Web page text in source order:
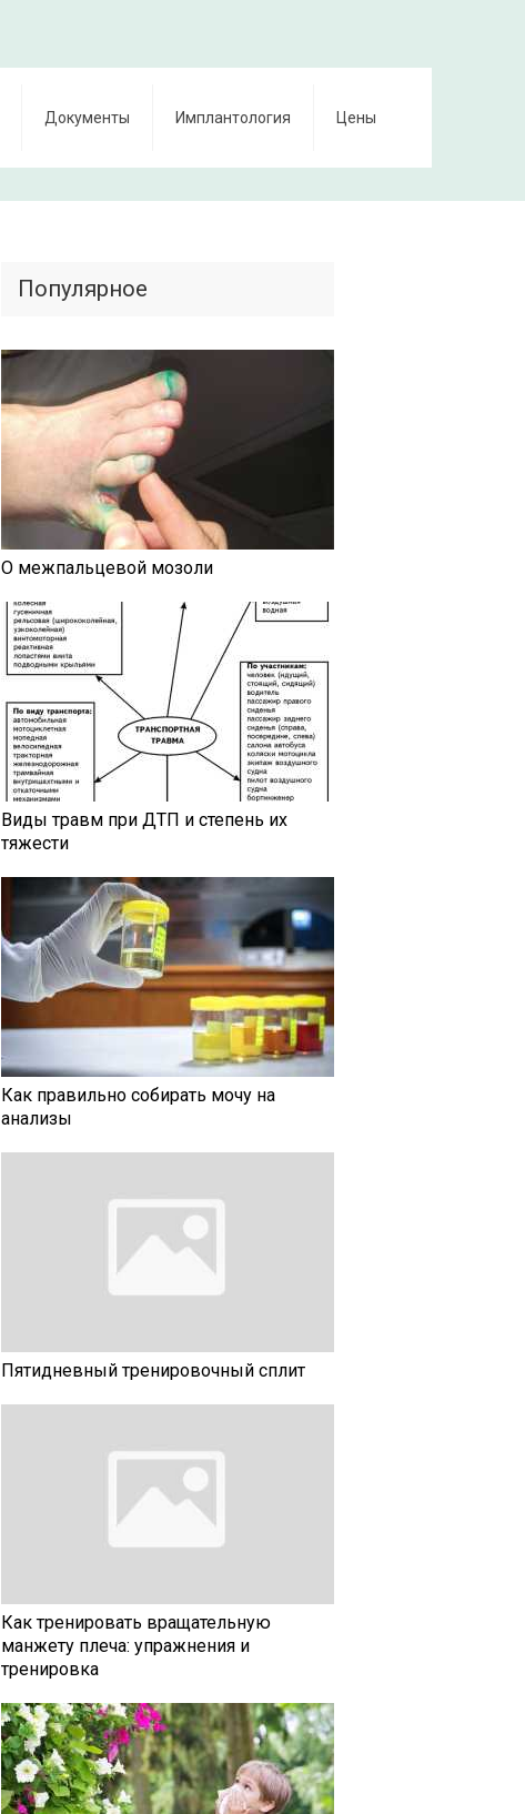
Документы Имплантология Цены
Популярное
О межпальцевой мозоли
Виды травм при ДТП и степень их
тяжести
Как правильно собирать мочу на
анализы
Пятидневный тренировочный сплит
Как тренировать вращательную
манжету плеча: упражнения и
тренировка